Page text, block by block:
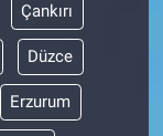
Çankırı
Düzce
Erzurum